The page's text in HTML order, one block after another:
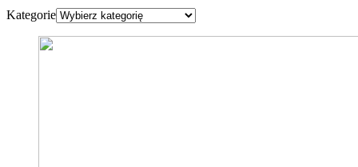
Kategorie